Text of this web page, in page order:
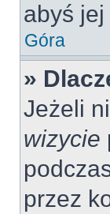
abyś jej
Góra
»
Jeżeli
wizycie
przez